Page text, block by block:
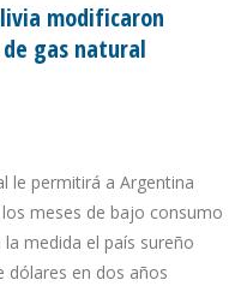
modificaron
gas natural
le permitirá a Argentina
meses de bajo consumo
medida el país sureño
dólares en dos años